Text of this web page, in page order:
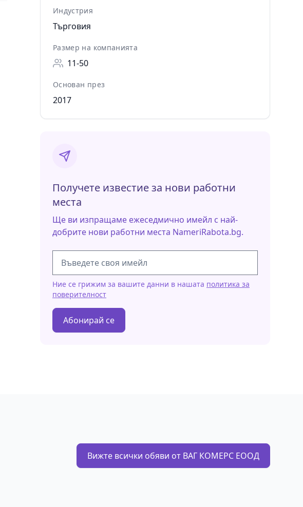
Индустрия
Търговия
Размер на компанията
11-50
Основан през
2017
Получете известие за нови работни
места
Ще ви изпращаме ежеседмично имейл с най-
добрите нови работни места NameriRabota.bg.
Ние се грижим за вашите данни в нашата политика за
поверителност
Абонирай се
Вижте всички обяви от ВАГ КОМЕРС ЕООД